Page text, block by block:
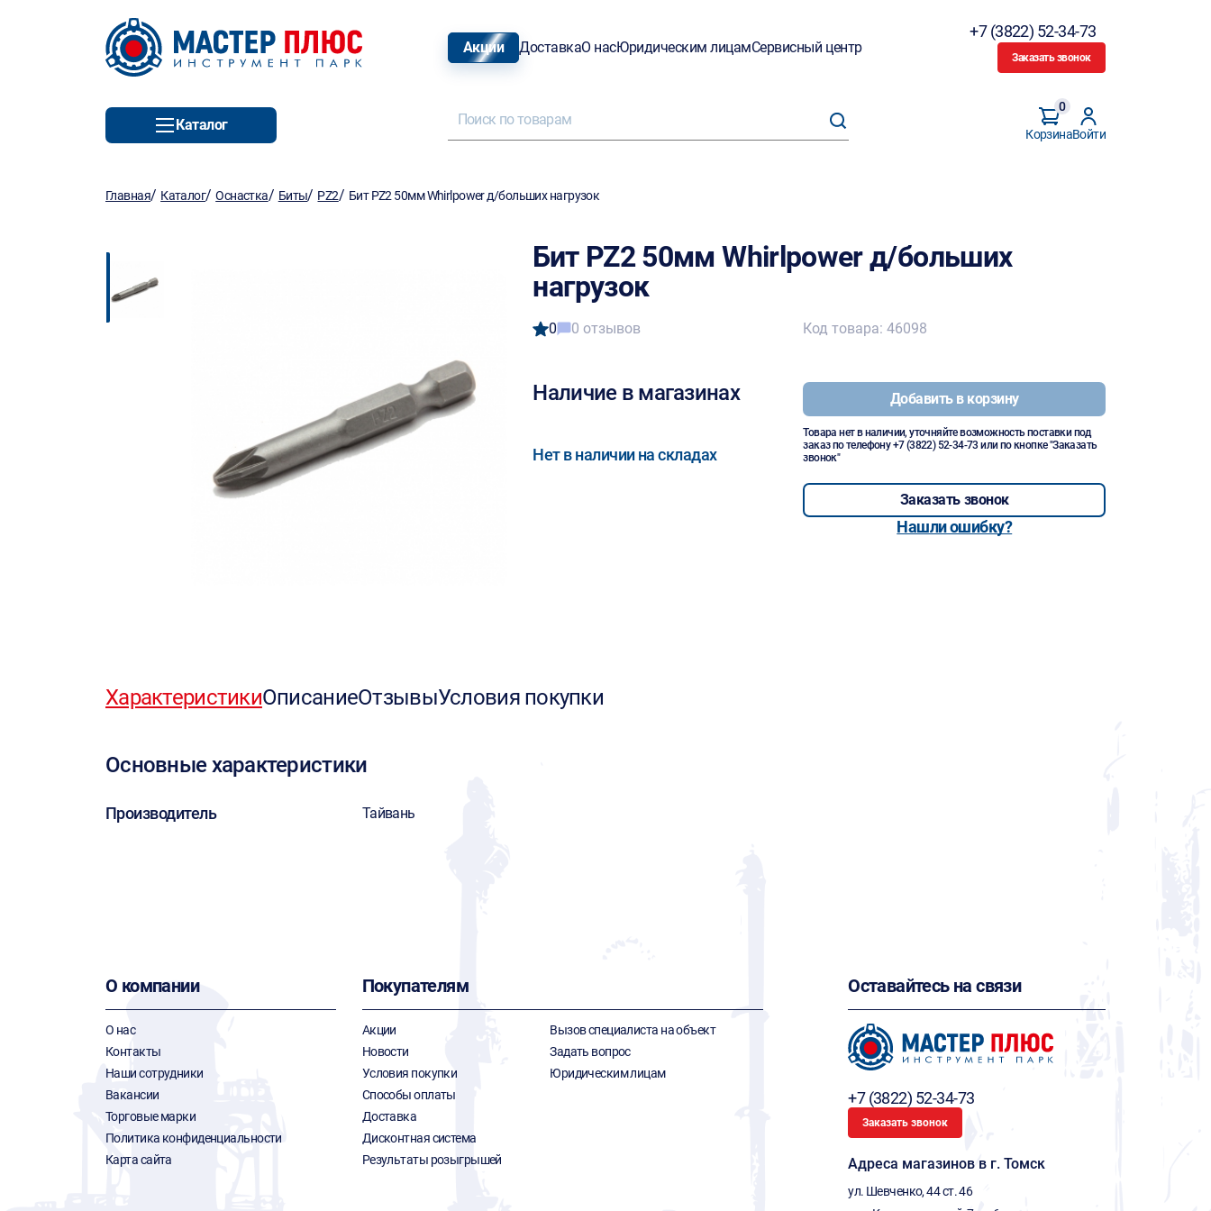
Акции ДоставкаО насЮридическим лицамСервисный центр
+7 (3822) 52-34-73
Заказать звонок
Каталог
Корзина
0
Войти
Главная/ Каталог/Оснастка/ Биты/ PZ2/ Бит PZ2 50мм Whirlpower д/больших нагрузок
Бит PZ2 50мм Whirlpower д/больших
нагрузок
0 0 отзывов
Наличие в магазинах
Нет в наличии на складах
Код товара: 46098
Добавить в корзину
Товара нет в наличии, уточняйте возможность поставки под
заказ по телефону+7 (3822) 52-34-73 или по кнопке "Заказать
звонок"
Заказать звонок
Нашли ошибку?
ХарактеристикиОписаниеОтзывыУсловия покупки
Основные характеристики
Производитель Тайвань
О компании
О нас
Контакты
Наши сотрудники
Вакансии
Торговые марки
Политика конфиденциальности
Карта сайта
Покупателям
Акции
Новости
Условия покупки
Способы оплаты
Доставка
Дисконтная система
Результаты розыгрышей
Вызов специалиста на объект
Задать вопрос
Юридическим лицам
Оставайтесь на связи
+7 (3822) 52-34-73
Заказать звонок
Адреса магазинов в г. Томск
ул. Шевченко, 44 ст. 46